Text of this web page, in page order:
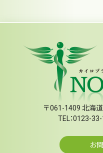
〒061-1409 北海
TEL：0123-
お